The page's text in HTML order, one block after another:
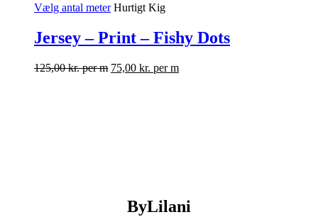
Vælg antal meter Hurtigt Kig
Jersey – Print – Fishy Dots
125,00kr.per m 75,00 kr. per m
ByLilani